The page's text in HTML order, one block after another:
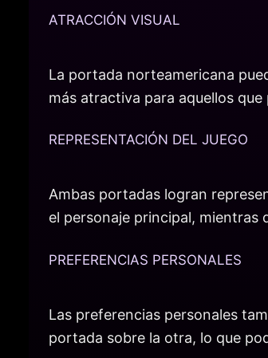
ATRACCIÓN VISUAL
La portada norteamericana
más atractiva para aquellos
REPRESENTACIÓN DEL JUEGO
Ambas portadas logran
el personaje principal, mientras
PREFERENCIAS PERSONALES
Las preferencias personales
portada sobre la otra, lo que